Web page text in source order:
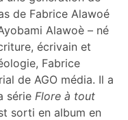
de Fabrice Alawoé
Alawoè – né
écrivain et
Fabrice
de AGO média. Il a
série Flore à tout
sorti en album en